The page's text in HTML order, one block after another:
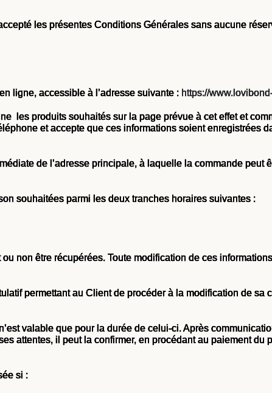
les présentes Conditions Générales sans aucune
ligne, accessible à l’adresse suivante : https://
les produits souhaités sur la page prévue à cet effet et
et accepte que ces informations soient enregistrées
de l’adresse principale, à laquelle la commande peut
souhaitées parmi les deux tranches horaires suivantes :
non être récupérées. Toute modification de ces
permettant au Client de procéder à la modification de sa
valable que pour la durée de celui-ci. Après
attentes, il peut la confirmer, en procédant au paiement du
si :